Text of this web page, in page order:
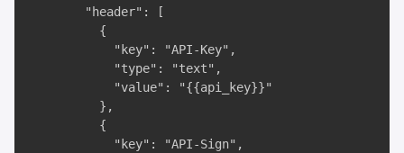
        "header": [
          {
            "key": "API-Key",
            "type": "text",
            "value": "{{api_key}}"
          },
          {
            "key": "API-Sign",